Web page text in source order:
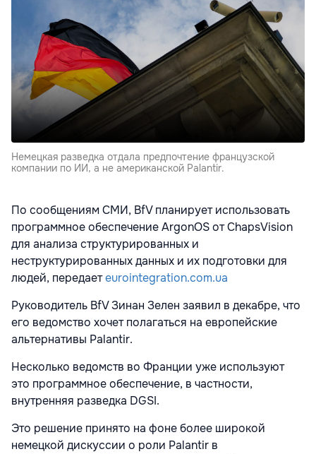
Немецкая разведка отдала предпочтение французской
компании по ИИ, а не американской Palantir.
По сообщениям СМИ, BfV планирует использовать
программное обеспечение ArgonOS от ChapsVision
для анализа структурированных и
неструктурированных данных и их подготовки для
людей, передаетeurointegration.com.ua
Руководитель BfV Зинан Зелен заявил в декабре, что
его ведомство хочет полагаться на европейские
альтернативы Palantir.
Несколько ведомств во Франции уже используют
это программное обеспечение, в частности,
внутренняя разведка DGSI.
Это решение принято на фоне более широкой
немецкой дискуссии о роли Palantir в